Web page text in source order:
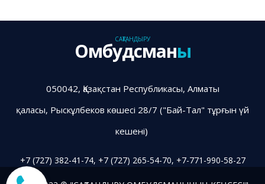
САҚТАНДЫРУ
Омбудсманы
050042, Қазақстан Республикасы, Алматы
қаласы, Рыскұлбеков көшесі 28/7 ("Бай-Тал" тұрғын үй
кешені)
+7 (727) 382-41-74, +7 (727) 265-54-70, +7-771-990-58-27